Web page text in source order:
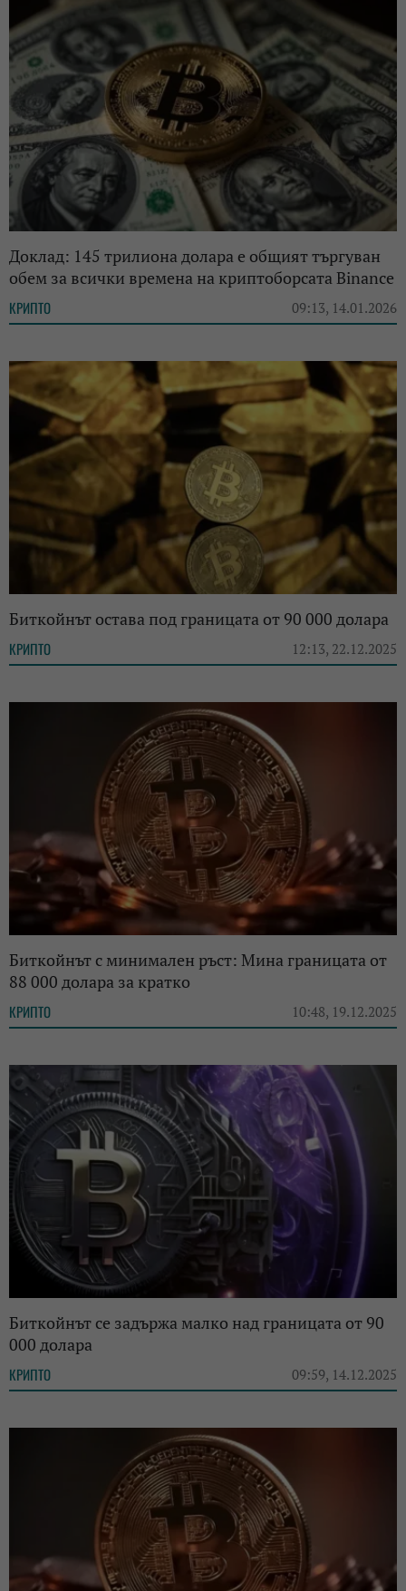
Доклад: 145 трилиона долара е общият търгуван
обем за всички времена на криптоборсата Binance
КРИПТО 09:13, 14.01.2026
Биткойнът остава под границата от 90 000 долара
КРИПТО 12:13, 22.12.2025
Биткойнът с минимален ръст: Мина границата от
88 000 долара за кратко
КРИПТО 10:48, 19.12.2025
Биткойнът се задържа малко над границата от 90
000 долара
КРИПТО 09:59, 14.12.2025